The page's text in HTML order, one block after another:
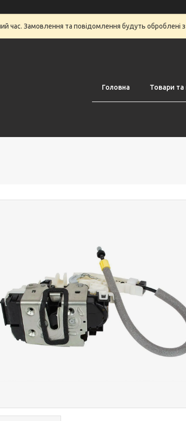
час. Замовлення та повідомлення будуть оброблені
Головна Товари та